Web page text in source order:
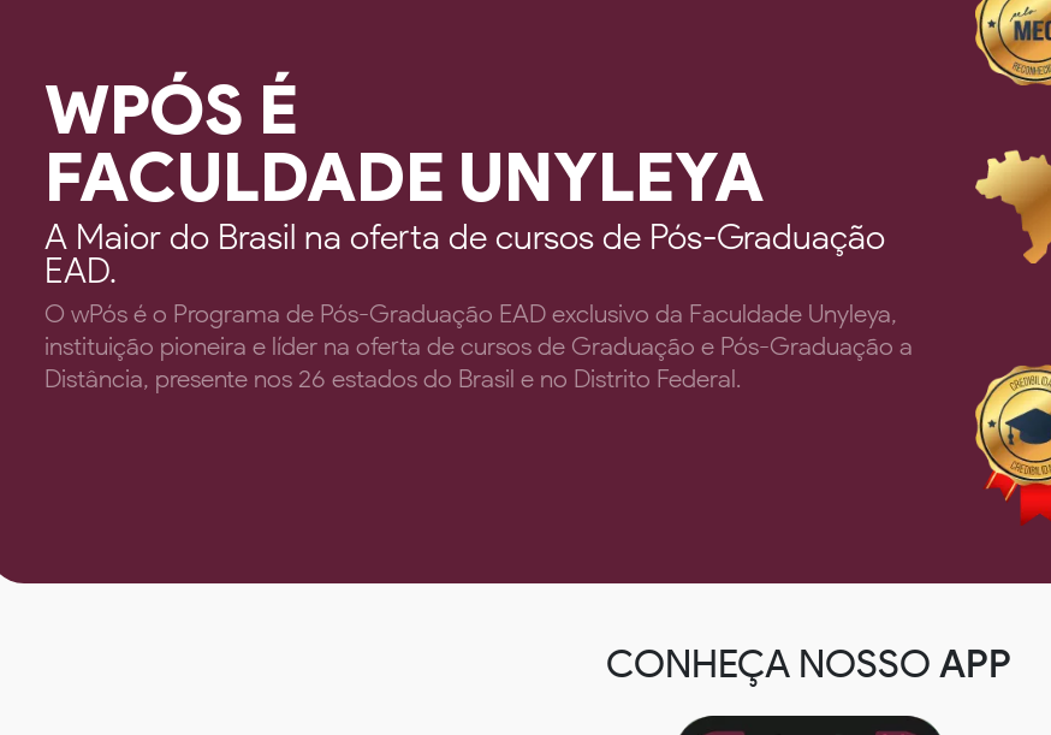
WPÓS É
FACULDADE UNYLEYA
A Maior do Brasil na oferta de cursos de Pós-Graduação
EAD.
O wPós é o Programa de Pós-Graduação EAD exclusivo da Faculdade Unyleya,
instituição pioneira e líder na oferta de cursos de Graduação e Pós-Graduação a
Distância, presente nos 26 estados do Brasil e no Distrito Federal.
CONHEÇA NOSSO APP